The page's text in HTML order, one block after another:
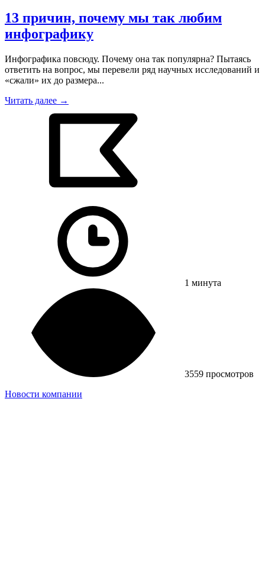
13 причин, почему мы так любим
инфографику
Инфографика повсюду. Почему она так популярна? Пытаясь
ответить на вопрос, мы перевели ряд научных исследований и
«сжали» их до размера...
Читать далее →
1 минута
3559 просмотров
Новости компании